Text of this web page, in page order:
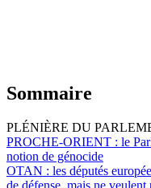
Sommaire
PLÉNIÈRE DU
PROCHE-ORIENT : le
notion de génocide
OTAN : les députés
de défense, mais ne